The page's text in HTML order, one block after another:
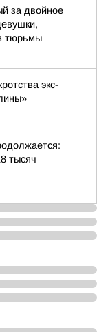
за двойное
тюрьмы
экс-
тысяч